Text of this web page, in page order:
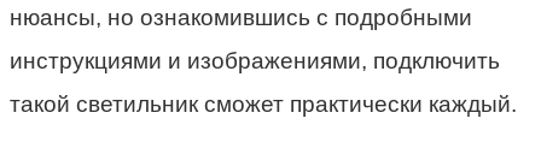
нюансы, но ознакомившись с подробными
инструкциями и изображениями, подключить
такой светильник сможет практически каждый.